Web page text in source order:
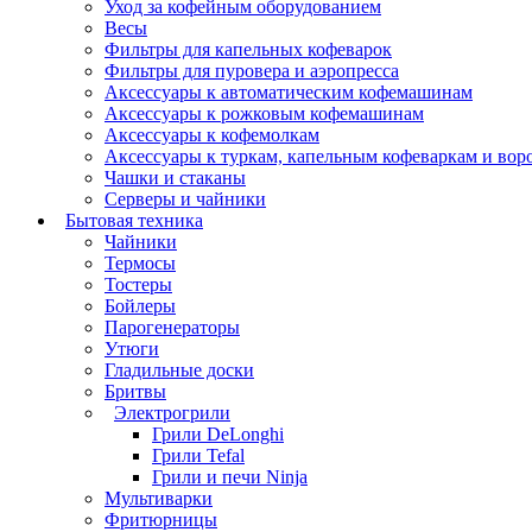
Уход за кофейным оборудованием
Весы
Фильтры для капельных кофеварок
Фильтры для пуровера и аэропресса
Аксессуары к автоматическим кофемашинам
Аксессуары к рожковым кофемашинам
Аксессуары к кофемолкам
Аксессуары к туркам, капельным кофеваркам и
Чашки и стаканы
Серверы и чайники
Бытовая техника
Чайники
Термосы
Тостеры
Бойлеры
Парогенераторы
Утюги
Гладильные доски
Бритвы
Электрогрили
Грили DeLonghi
Грили Tefal
Грили и печи Ninja
Мультиварки
Фритюрницы